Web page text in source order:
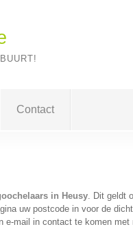
Contact
in Heusy. Dit geldt
uw postcode in voor de
e-mail in contact te komen met